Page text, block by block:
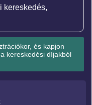
kereskedés,
és kapjon
kereskedési díjakból